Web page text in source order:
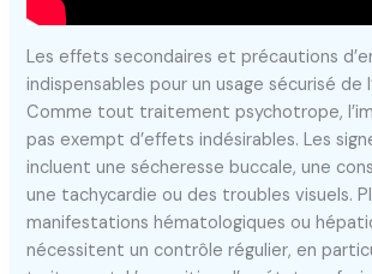
Les effets secondaires et précautions
indispensables pour un usage sécurisé de
Comme tout traitement psychotrope,
pas exempt d’effets indésirables. Les
incluent une sécheresse buccale, une
une tachycardie ou des troubles visuels.
manifestations hématologiques ou
nécessitent un contrôle régulier, en